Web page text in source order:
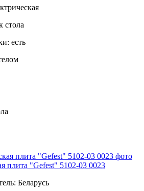
стола
есть
плита "Gefest" 5102-03 0023
Беларусь